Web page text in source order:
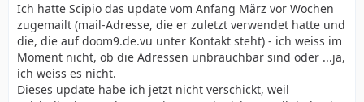
Ich hatte Scipio das update vom Anfang März vor Wochen
zugemailt (mail-Adresse, die er zuletzt verwendet hatte und
die, die auf doom9.de.vu unter Kontakt steht) - ich weiss im
Moment nicht, ob die Adressen unbrauchbar sind oder ...ja,
ich weiss es nicht.
Dieses update habe ich jetzt nicht verschickt, weil